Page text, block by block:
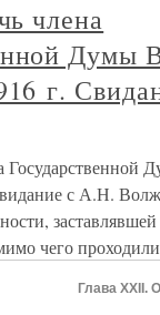
члена
Думы
г.
Государственной
с А.Н.
чего
Глава XXII.